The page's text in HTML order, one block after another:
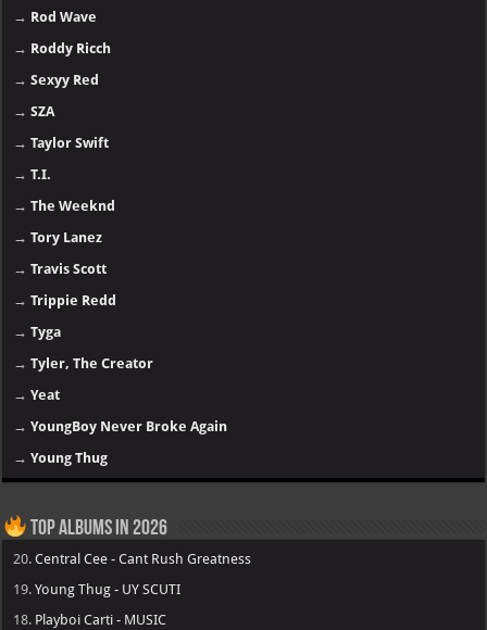
→ Rod Wave
→ Roddy Ricch
→Sexyy Red
→SZA
→Taylor Swift
→T.I.
→The Weeknd
→Tory Lanez
→Travis Scott
→Trippie Redd
→Tyga
→Tyler, The Creator
→Yeat
→YoungBoy Never Broke Again
→Young Thug
Top Albums in 2026
20.Central Cee - Cant Rush Greatness
19.Young Thug - UY SCUTI
18. Playboi Carti - MUSIC